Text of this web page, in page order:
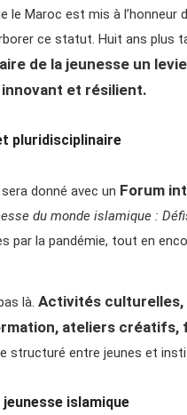
le Maroc est mis à l’honneur
ce statut. Huit ans plus
de la jeunesse un
innovant et résilient.
pluridisciplinaire
donné avec un Forum
du monde islamique :
par la pandémie, tout en
là. Activités
ateliers créatifs,
structuré entre jeunes et
islamique